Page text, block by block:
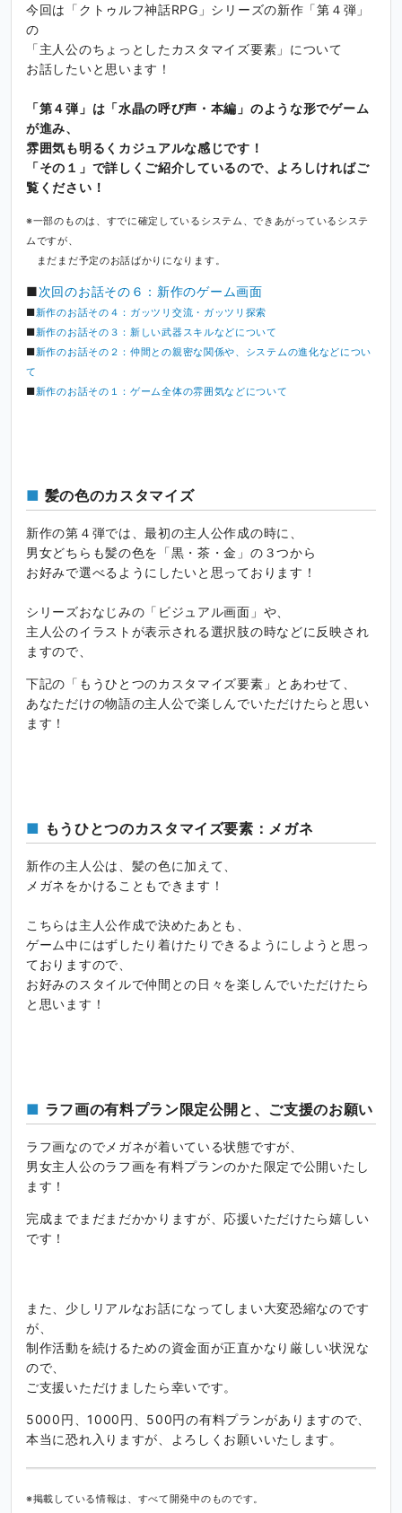
今回は「クトゥルフ神話RPG」シリーズの新作「第４弾」
の
「主人公のちょっとしたカスタマイズ要素」について
お話したいと思います！
「第４弾」は「水晶の呼び声・本編」のような形でゲーム
が進み、
雰囲気も明るくカジュアルな感じです！
「その１」で詳しくご紹介しているので、よろしければご
覧ください！
※一部のものは、すでに確定しているシステム、できあがっているシステ
ムですが、
まだまだ予定のお話ばかりになります。
■次回のお話その６：新作のゲーム画面
■新作のお話その４：ガッツリ交流・ガッツリ探索
■新作のお話その３：新しい武器スキルなどについて
■新作のお話その２：仲間との親密な関係や、システムの進化などについ
て
■新作のお話その１：ゲーム全体の雰囲気などについて
髪の色のカスタマイズ
新作の第４弾では、最初の主人公作成の時に、
男女どちらも髪の色を「黒・茶・金」の３つから
お好みで選べるようにしたいと思っております！
シリーズおなじみの「ビジュアル画面」や、
主人公のイラストが表示される選択肢の時などに反映され
ますので、
下記の「もうひとつのカスタマイズ要素」とあわせて、
あなただけの物語の主人公で楽しんでいただけたらと思い
ます！
もうひとつのカスタマイズ要素：メガネ
新作の主人公は、髪の色に加えて、
メガネをかけることもできます！
こちらは主人公作成で決めたあとも、
ゲーム中にはずしたり着けたりできるようにしようと思っ
ておりますので、
お好みのスタイルで仲間との日々を楽しんでいただけたら
と思います！
ラフ画の有料プラン限定公開と、ご支援のお願い
ラフ画なのでメガネが着いている状態ですが、
男女主人公のラフ画を有料プランのかた限定で公開いたし
ます！
完成までまだまだかかりますが、応援いただけたら嬉しい
です！
また、少しリアルなお話になってしまい大変恐縮なのです
が、
制作活動を続けるための資金面が正直かなり厳しい状況な
ので、
ご支援いただけましたら幸いです。
5000円、1000円、500円の有料プランがありますので、
本当に恐れ入りますが、よろしくお願いいたします。
※掲載している情報は、すべて開発中のものです。